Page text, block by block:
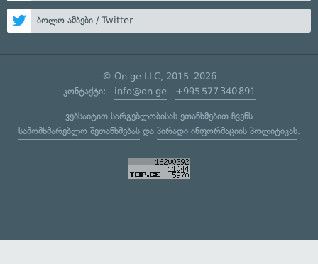
ბოლო ამბები / Twitter
© On.ge LLC, 2015–2026
კონტაქტი: info@on.ge +995 577 340 891
ვებსაიტით სარგებლობისას ეთანხმებით ჩვენს
სამომხმარებლო შეთანხმებასდა პირადი ინფორმაციის პოლიტიკას.